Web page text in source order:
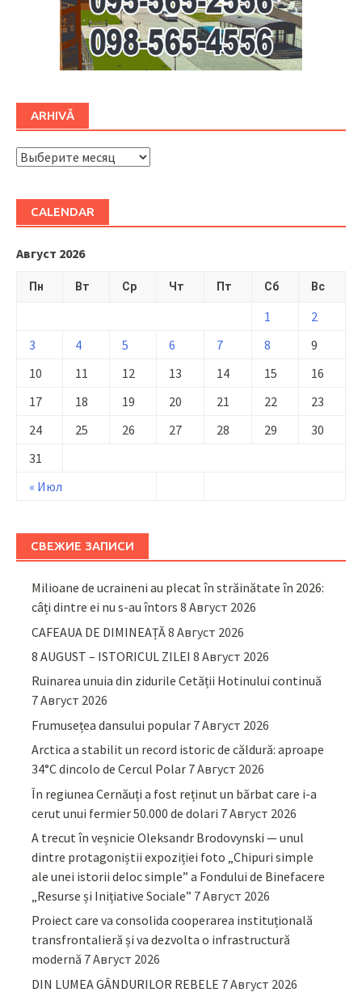
ARHIVĂ
ARHIVĂ
CALENDAR
Август 2026
Пн Вт Ср Чт Пт Сб Вс
« Июл
1
2
3
4 5 6 7 8
9
10
11 12 13 14 15
16
17
18 19 20 21 22
23
24
25 26 27 28 29
30
31
СВЕЖИЕ ЗАПИСИ
Milioane de ucraineni au plecat în străinătate în 2026:
câți dintre ei nu s-au întors 8 Август 2026
CAFEAUA DE DIMINEAȚĂ8 Август 2026
8 AUGUST – ISTORICUL ZILEI 8 Август 2026
Ruinarea unuia din zidurile Cetății Hotinului continuă
7 Август 2026
Frumusețea dansului popular 7 Август 2026
Arctica a stabilit un record istoric de căldură: aproape
34°C dincolo de Cercul Polar 7 Август 2026
În regiunea Cernăuți a fost reținut un bărbat care i-a
cerut unui fermier 50.000 de dolari 7 Август 2026
A trecut în veșnicie Oleksandr Brodovynski — unul
dintre protagoniștii expoziției foto „Chipuri simple
ale unei istorii deloc simple” a Fondului de Binefacere
„Resurse și Inițiative Sociale” 7 Август 2026
Proiect care va consolida cooperarea instituțională
transfrontalieră și va dezvolta o infrastructură
modernă 7 Август 2026
DIN LUMEA GÂNDURILOR REBELE 7 Август 2026